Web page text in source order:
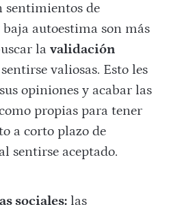
sentimientos de
autoestima son más
la validación
valiosas. Esto les
opiniones y acabar las
propias para tener
a corto plazo de
al sentirse aceptado.
sociales:las